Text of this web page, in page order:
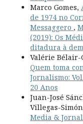
Marco Gomes,
de 1974 no
Messaggero ,
(2019): Os
ditadura à
Valérie Bélair-
Quem toma
Jornalismo:
20 Anos
Juan-José
Villegas-
Media &